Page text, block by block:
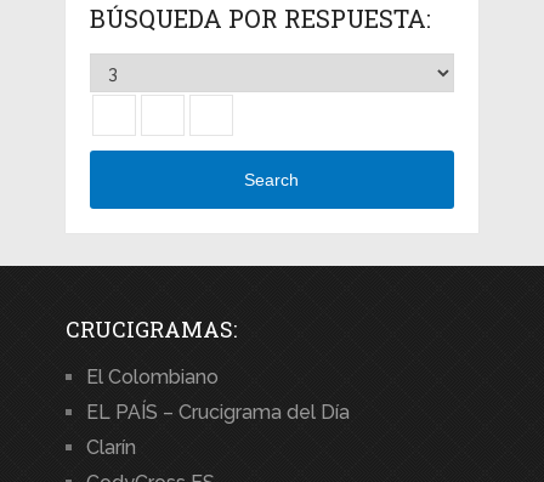
BÚSQUEDA POR RESPUESTA:
Search
CRUCIGRAMAS:
El Colombiano
EL PAÍS – Crucigrama del Día
Clarín